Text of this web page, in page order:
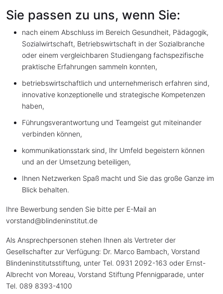
Sie passen zu uns, wenn Sie:
nach einem Abschluss im Bereich Gesundheit, Pädagogik,
Sozialwirtschaft, Betriebswirtschaft in der Sozialbranche
oder einem vergleichbaren Studiengang fachspezifische
praktische Erfahrungen sammeln konnten,
betriebswirtschaftlich und unternehmerisch erfahren sind,
innovative konzeptionelle und strategische Kompetenzen
haben,
Führungsverantwortung und Teamgeist gut miteinander
verbinden können,
kommunikationsstark sind, Ihr Umfeld begeistern können
und an der Umsetzung beteiligen,
Ihnen Netzwerken Spaß macht und Sie das große Ganze im
Blick behalten.
Ihre Bewerbung senden Sie bitte per E-Mail an
vorstand@blindeninstitut.de
Als Ansprechpersonen stehen Ihnen als Vertreter der
Gesellschafter zur Verfügung: Dr. Marco Bambach, Vorstand
Blindeninstitutsstiftung, unter Tel. 0931 2092-163 oder Ernst-
Albrecht von Moreau, Vorstand Stiftung Pfennigparade, unter
Tel. 089 8393-4100